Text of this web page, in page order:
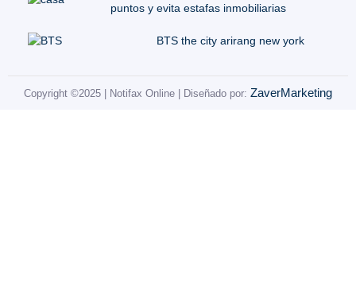
puntos y evita estafas inmobiliarias
BTS the city arirang new york
Copyright ©2025 | Notifax Online | Diseñado por: ZaverMarketing